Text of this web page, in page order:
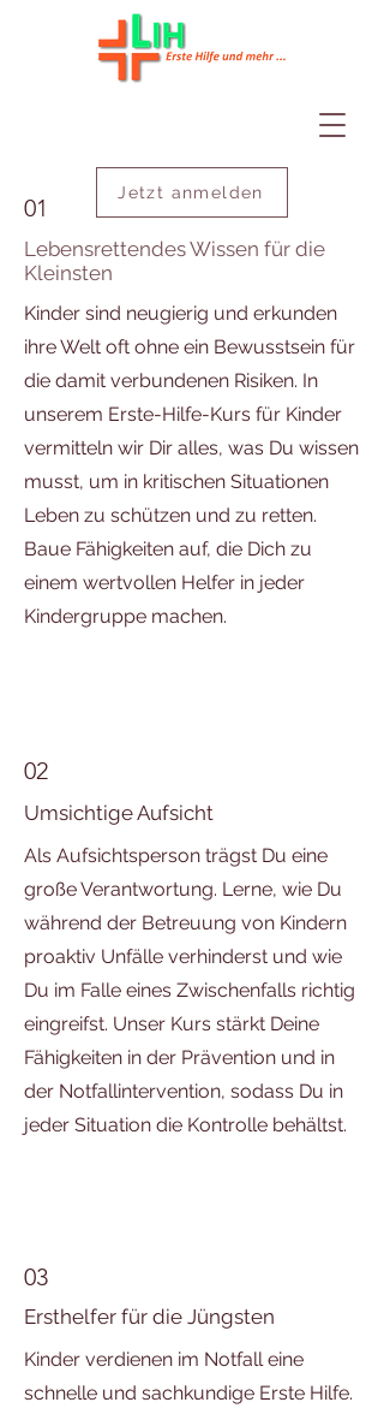
Jetzt anmelden
01
Lebensrettendes Wissen für die
Kleinsten
Kinder sind neugierig und erkunden
ihre Welt oft ohne ein Bewusstsein für
die damit verbundenen Risiken. In
unserem Erste-Hilfe-Kurs für Kinder
vermitteln wir Dir alles, was Du wissen
musst, um in kritischen Situationen
Leben zu schützen und zu retten.
Baue Fähigkeiten auf, die Dich zu
einem wertvollen Helfer in jeder
Kindergruppe machen.
02
Umsichtige Aufsicht
Als Aufsichtsperson trägst Du eine
große Verantwortung. Lerne, wie Du
während der Betreuung von Kindern
proaktiv Unfälle verhinderst und wie
Du im Falle eines Zwischenfalls richtig
eingreifst. Unser Kurs stärkt Deine
Fähigkeiten in der Prävention und in
der Notfallintervention, sodass Du in
jeder Situation die Kontrolle behältst.
03
Ersthelfer für die Jüngsten
Kinder verdienen im Notfall eine
schnelle und sachkundige Erste Hilfe.